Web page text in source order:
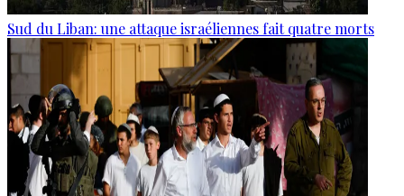
Sud du Liban: une attaque israéliennes fait quatre morts